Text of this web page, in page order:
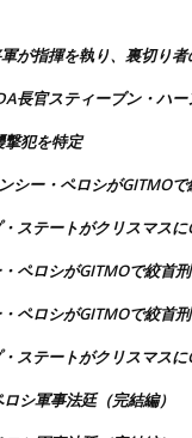
が指揮を執り、裏切り者
長官スティーブン・ハー
撃犯を特定
シー・ペロシがGITMO
ステートがクリスマスに
ペロシがGITMOで絞首
ペロシがGITMOで絞首
ステートがクリスマスに
シ軍事法廷（完結編）